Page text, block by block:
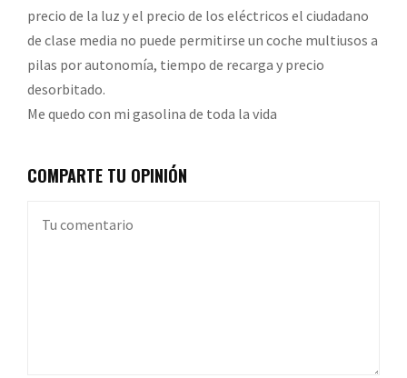
precio de la luz y el precio de los eléctricos el ciudadano
de clase media no puede permitirse un coche multiusos a
pilas por autonomía, tiempo de recarga y precio
desorbitado.
Me quedo con mi gasolina de toda la vida
COMPARTE TU OPINIÓN